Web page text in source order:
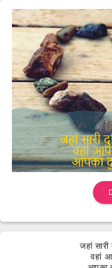
जहां
वहां